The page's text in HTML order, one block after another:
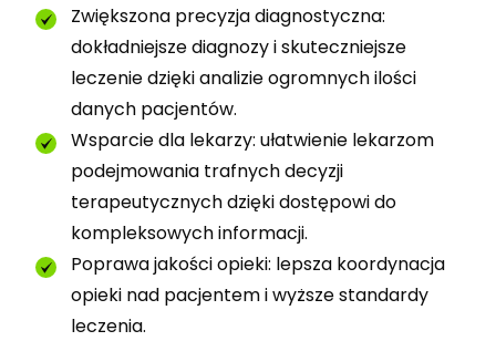
Zwiększona precyzja diagnostyczna:
dokładniejsze diagnozy i skuteczniejsze
leczenie dzięki analizie ogromnych ilości
danych pacjentów.
Wsparcie dla lekarzy: ułatwienie lekarzom
podejmowania trafnych decyzji
terapeutycznych dzięki dostępowi do
kompleksowych informacji.
Poprawa jakości opieki: lepsza koordynacja
opieki nad pacjentem i wyższe standardy
leczenia.